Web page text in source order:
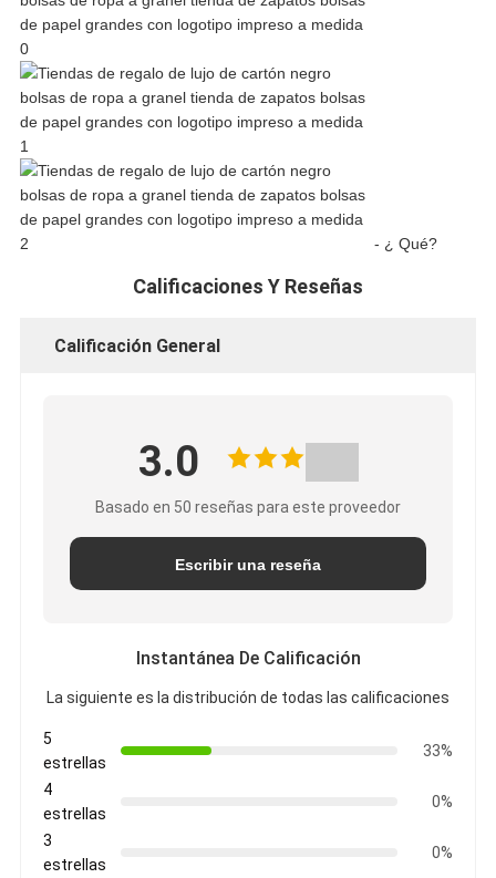
SITIO
POLÍTICA
DE
PRIVACIDAD
- ¿ Qué?
Calificaciones Y Reseñas
Calificación General
3.0
Basado en 50 reseñas para este proveedor
Escribir una reseña
Instantánea De Calificación
La siguiente es la distribución de todas las calificaciones
5
estrellas
33%
4
estrellas
0%
3
estrellas
0%